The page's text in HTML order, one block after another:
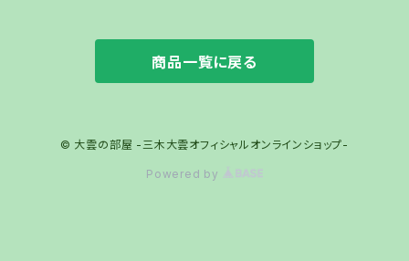
商品一覧に戻る
© 大雲の部屋 -三木大雲オフィシャルオンラインショップ-
Powered by